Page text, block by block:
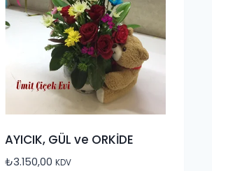
AYICIK, GÜL ve ORKİDE
₺3.150,00 KDV